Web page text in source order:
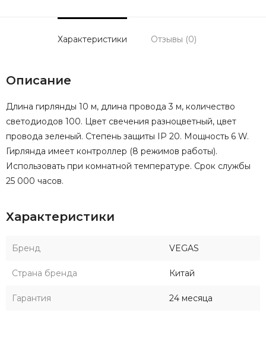
Характеристики Отзывы (0)
Описание
Длина гирлянды 10 м, длина провода 3 м, количество
светодиодов 100. Цвет свечения разноцветный, цвет
провода зеленый. Степень защиты IP 20. Мощность 6 W.
Гирлянда имеет контроллер (8 режимов работы).
Использовать при комнатной температуре. Срок службы
25 000 часов.
Характеристики
Бренд VEGAS
Страна бренда Китай
Гарантия 24 месяца